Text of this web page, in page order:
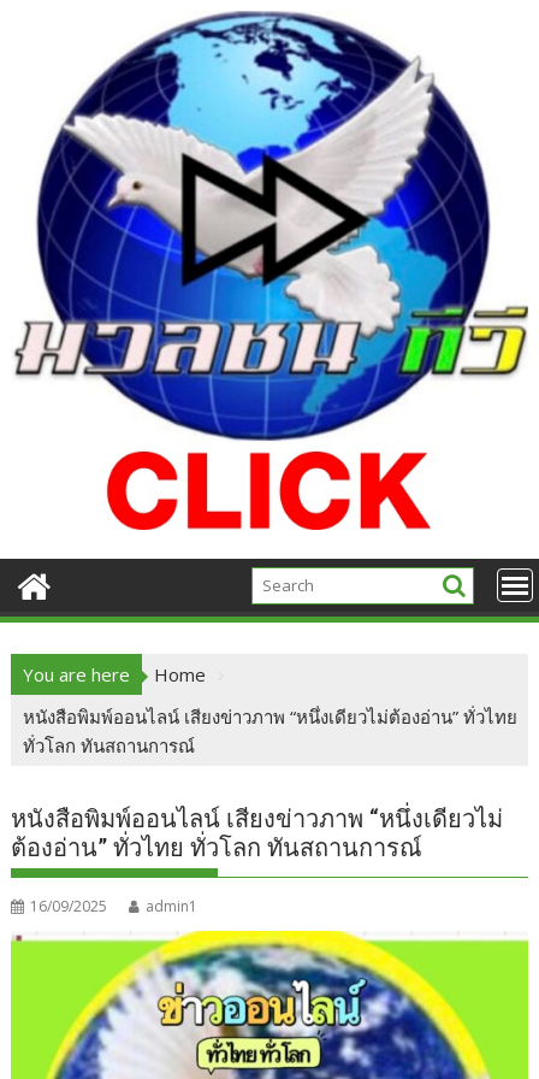
You are here
Home
หนังสือพิมพ์ออนไลน์ เสียงข่าวภาพ “หนึ่งเดียวไม่ต้องอ่าน” ทั่วไทย
ทั่วโลก ทันสถานการณ์
หนังสือพิมพ์ออนไลน์ เสียงข่าวภาพ “หนึ่งเดียวไม่
ต้องอ่าน” ทั่วไทย ทั่วโลก ทันสถานการณ์
16/09/2025 admin1